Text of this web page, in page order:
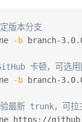
版本分支
-b branch-
卡顿，可选用
-b branch-
最新 trunk，可拉